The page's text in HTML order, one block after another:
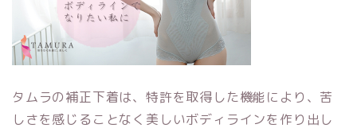
タムラの補正下着は、特許を取得した機能により、苦
しさを感じることなく美しいボディラインを作り出し